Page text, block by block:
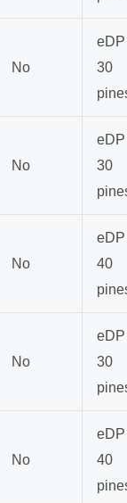
No
30
No
30
No
40
No
30
No
40